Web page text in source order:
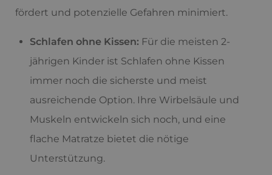
fördert und potenzielle Gefahren minimiert.
Schlafen ohne Kissen: Für die meisten 2-
jährigen Kinder ist Schlafen ohne Kissen
immer noch die sicherste und meist
ausreichende Option. Ihre Wirbelsäule und
Muskeln entwickeln sich noch, und eine
flache Matratze bietet die nötige
Unterstützung.